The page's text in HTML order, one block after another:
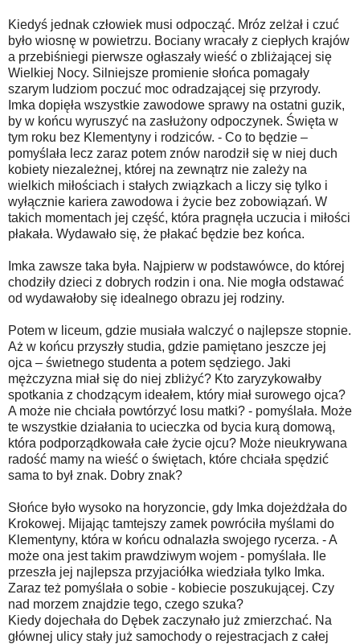
Kiedyś jednak człowiek musi odpocząć. Mróz zelżał i czuć
było wiosnę w powietrzu. Bociany wracały z ciepłych krajów
a przebiśniegi pierwsze ogłaszały wieść o zbliżającej się
Wielkiej Nocy. Silniejsze promienie słońca pomagały
szarym ludziom poczuć moc odradzającej się przyrody.
Imka dopięła wszystkie zawodowe sprawy na ostatni guzik,
by w końcu wyruszyć na zasłużony odpoczynek. Święta w
tym roku bez Klementyny i rodziców. - Co to będzie –
pomyślała lecz zaraz potem znów narodził się w niej duch
kobiety niezależnej, której na zewnątrz nie zależy na
wielkich miłościach i stałych związkach a liczy się tylko i
wyłącznie kariera zawodowa i życie bez zobowiązań. W
takich momentach jej część, która pragnęła uczucia i miłości
płakała. Wydawało się, że płakać będzie bez końca.
Imka zawsze taka była. Najpierw w podstawówce, do której
chodziły dzieci z dobrych rodzin i ona. Nie mogła odstawać
od wydawałoby się idealnego obrazu jej rodziny.
Potem w liceum, gdzie musiała walczyć o najlepsze stopnie.
Aż w końcu przyszły studia, gdzie pamiętano jeszcze jej
ojca – świetnego studenta a potem sędziego. Jaki
mężczyzna miał się do niej zbliżyć? Kto zaryzykowałby
spotkania z chodzącym ideałem, który miał surowego ojca?
A może nie chciała powtórzyć losu matki? - pomyślała. Może
te wszystkie działania to ucieczka od bycia kurą domową,
która podporządkowała całe życie ojcu? Może nieukrywana
radość mamy na wieść o świętach, które chciała spędzić
sama to był znak. Dobry znak?
Słońce było wysoko na horyzoncie, gdy Imka dojeżdżała do
Krokowej. Mijając tamtejszy zamek powróciła myślami do
Klementyny, która w końcu odnalazła swojego rycerza. - A
może ona jest takim prawdziwym wojem - pomyślała. Ile
przeszła jej najlepsza przyjaciółka wiedziała tylko Imka.
Zaraz też pomyślała o sobie - kobiecie poszukującej. Czy
nad morzem znajdzie tego, czego szuka?
Kiedy dojechała do Dębek zaczynało już zmierzchać. Na
głównej ulicy stały już samochody o rejestracjach z całej